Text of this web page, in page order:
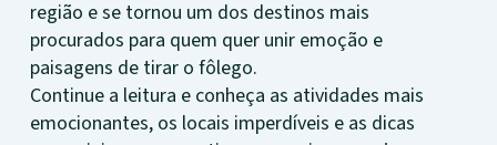
região e se tornou um dos destinos mais
procurados para quem quer unir emoção e
paisagens de tirar o fôlego.
Continue a leitura e conheça as atividades mais
emocionantes, os locais imperdíveis e as dicas